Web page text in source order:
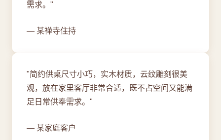
需求。"
— 某禅寺住持
"简约供桌尺寸小巧，实木材质，云纹雕刻很美
观，放在家里客厅非常合适，既不占空间又能满
足日常供奉需求。"
— 某家庭客户